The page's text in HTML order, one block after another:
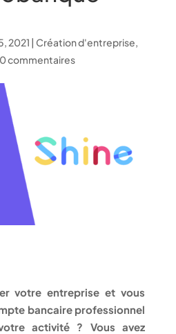
2021 | Création d'entreprise,
0 commentaires
votre entreprise et vous
bancaire professionnel
activité ? Vous avez